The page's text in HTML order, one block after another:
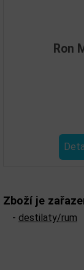
Ron Malteco
1
Zboží je
- destilaty/rum